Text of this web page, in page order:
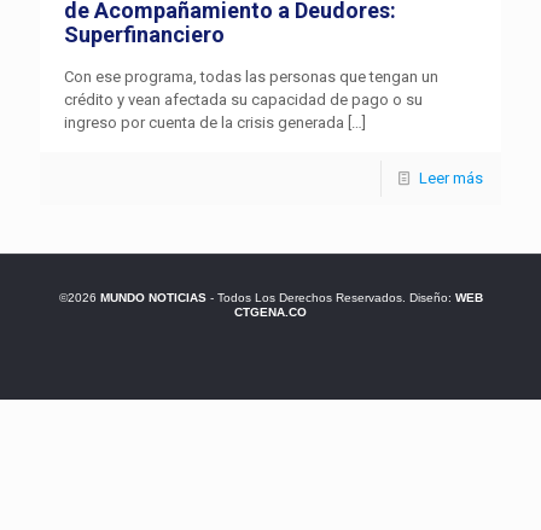
de Acompañamiento a Deudores:
Superfinanciero
Con ese programa, todas las personas que tengan un
crédito y vean afectada su capacidad de pago o su
ingreso por cuenta de la crisis generada […]
Leer más
©2026 MUNDO NOTICIAS- Todos Los Derechos Reservados. Diseño: WEB
CTGENA.CO